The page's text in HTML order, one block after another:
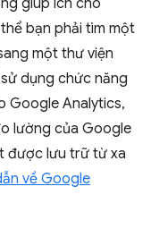
bạn phải tìm một
một thư viện
dụng chức năng
Google Analytics,
lường của Google
được lưu trữ từ xa
về Google